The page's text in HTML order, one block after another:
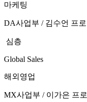
마케팅
DA사업부 / 김수언 프로
심층
Global Sales
해외영업
MX사업부 / 이가은 프로